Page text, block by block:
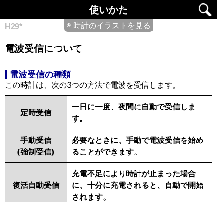
使いかた
◉ 時計のイラストを見る
H29*
電波受信について
電波受信の種類
この時計は、次の3つの方法で電波を受信します。
定時受信
一日に一度、夜間に自動で受信しま
す。
手動受信
(強制受信)
必要なときに、手動で電波受信を始め
ることができます。
復活自動受信
充電不足により時計が止まった場合
に、十分に充電されると、自動で開始
されます。